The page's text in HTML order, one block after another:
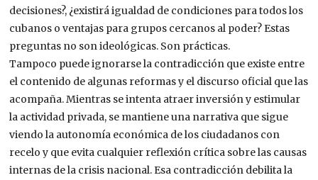
decisiones?, ¿existirá igualdad de condiciones para todos los
cubanos o ventajas para grupos cercanos al poder? Estas
preguntas no son ideológicas. Son prácticas.
Tampoco puede ignorarse la contradicción que existe entre
el contenido de algunas reformas y el discurso oficial que las
acompaña. Mientras se intenta atraer inversión y estimular
la actividad privada, se mantiene una narrativa que sigue
viendo la autonomía económica de los ciudadanos con
recelo y que evita cualquier reflexión crítica sobre las causas
internas de la crisis nacional. Esa contradicción debilita la